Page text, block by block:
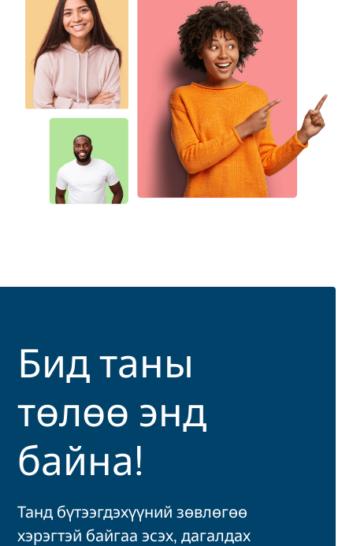
Бид таны
төлөө энд
байна!
Танд бүтээгдэхүүний зөвлөгөө
хэрэгтэй байгаа эсэх, дагалдах